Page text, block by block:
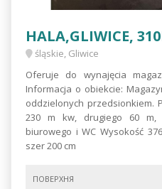
HALA,GLIWICE,
śląskie, Gliwice
Oferuje do wynajęcia
Informacja o obiekcie:
oddzielonych przedsionkiem.
230 m kw, drugiego 60 m,
biurowego i WC Wysokość
szer 200 cm
ПОВЕРХНЯ